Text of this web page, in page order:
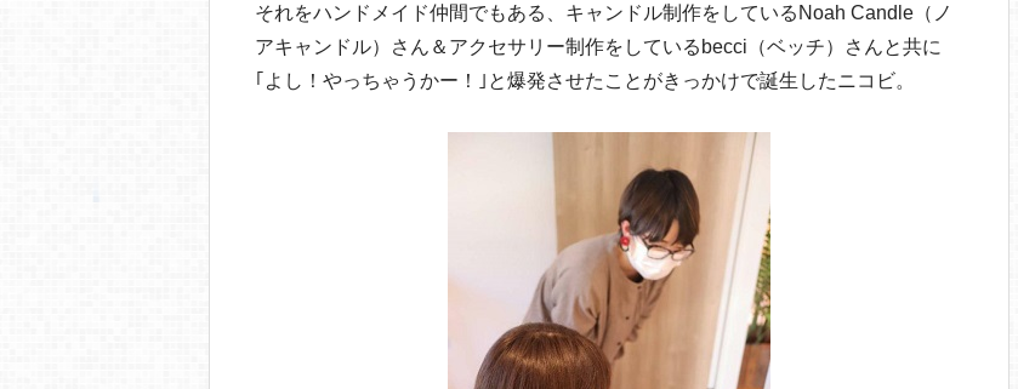
それをハンドメイド仲間でもある、キャンドル制作をしているNoah Candle（ノ
アキャンドル）さん＆アクセサリー制作をしているbecci（ベッチ）さんと共に
｢よし！やっちゃうかー！｣と爆発させたことがきっかけで誕生したニコビ。